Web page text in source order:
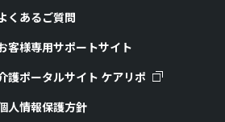
くあるご質問
客様専用サポートサイト
護ポータルサイト ケアリポ
人情報保護方針